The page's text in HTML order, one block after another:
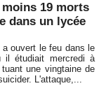
19 morts
dans un lycée
ouvert le feu dans le
il étudiait mercredi à
une vingtaine de
L'attaque,...